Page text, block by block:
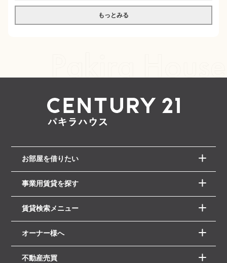
もっとみる
お部屋を借りたい
事業用賃貸を探す
賃貸検索メニュー
オーナー様へ
不動産売買